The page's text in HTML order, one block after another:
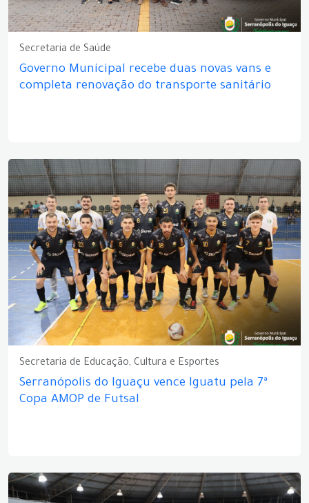
Secretaria de Saúde
Governo Municipal recebe duas novas vans e
completa renovação do transporte sanitário
Secretaria de Educação, Cultura e Esportes
Serranópolis do Iguaçu vence Iguatu pela 7ª
Copa AMOP de Futsal